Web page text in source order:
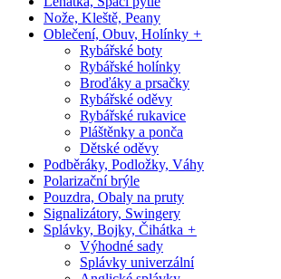
Nože, Kleště, Peany
Oblečení, Obuv, Holínky +
Rybářské boty
Rybářské holínky
Broďáky a prsačky
Rybářské oděvy
Rybářské rukavice
Pláštěnky a ponča
Dětské oděvy
Podběráky, Podložky, Váhy
Polarizační brýle
Pouzdra, Obaly na pruty
Signalizátory, Swingery
Splávky, Bojky, Čihátka +
Výhodné sady
Splávky univerzální